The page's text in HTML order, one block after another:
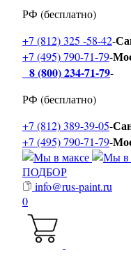
РФ (бесплатно)
+7 (812) 325 -58-42-
+7 (495) 790-71-79-
8 (800) 234-71-79-
РФ (бесплатно)
+7 (812) 389-39-05-
+7 (495) 790-71-79-
ПОДБОР
info@rus-paint.ru
0